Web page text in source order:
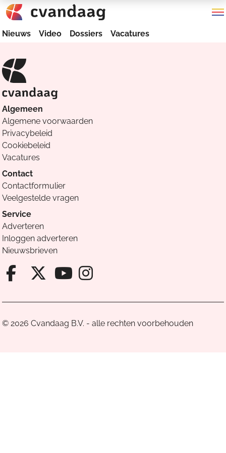
Nieuws Video Dossiers Vacatures
Algemeen
Algemene voorwaarden
Privacybeleid
Cookiebeleid
Vacatures
Contact
Contactformulier
Veelgestelde vragen
Service
Adverteren
Inloggen adverteren
Nieuwsbrieven
Facebook van Cvandaag
X van Cvandaag
Instagram van
© 2026 Cvandaag B.V. - alle rechten voorbehouden